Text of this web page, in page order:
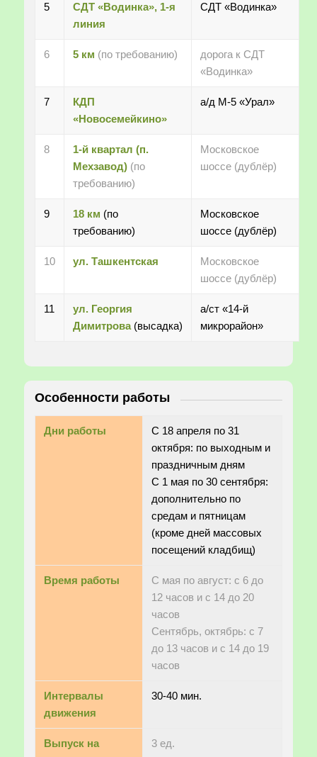
5
СДТ «Водинка», 1-я
линия
СДТ «Водинка»
6 5 км (по требованию)
дорога к СДТ
«Водинка»
7
КДП
«Новосемейкино»
а/д М-5 «Урал»
8
1-й квартал (п.
Мехзавод)(по
требованию)
Московское
шоссе (дублёр)
9 18 км (по
требованию)
Московское
шоссе (дублёр)
10 ул. Ташкентская
Московское
шоссе (дублёр)
11
ул. Георгия
Димитрова(высадка)
а/ст «14-й
микрорайон»
Особенности работы
Дни работы
С 18 апреля по 31
октября: по выходным и
праздничным дням
С 1 мая по 30 сентября:
дополнительно по
средам и пятницам
(кроме дней массовых
посещений кладбищ)
Время работы
С мая по август: с 6 до
12 часов и с 14 до 20
часов
Сентябрь, октябрь: с 7
до 13 часов и с 14 до 19
часов
Интервалы
движения
30-40 мин.
Выпуск на
3 ед.